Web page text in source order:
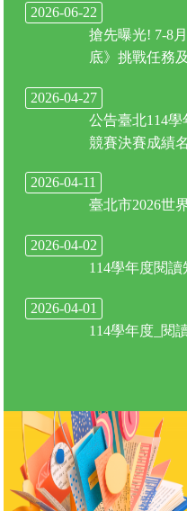
2026-06-22
搶先曝光! 7-8
底》挑戰任務
2026-04-27
公告臺北114
競賽決賽成績
2026-04-11
臺北市2026世
2026-04-02
114學年度閱
2026-04-01
114學年度_閱